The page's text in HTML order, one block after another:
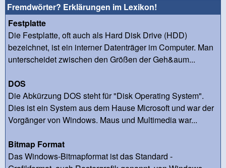
Fremdwörter? Erklärungen im Lexikon!
Festplatte
Die Festplatte, oft auch als Hard Disk Drive (HDD)
bezeichnet, ist ein interner Datenträger im Computer. Man
unterscheidet zwischen den Größen der Geh&aum...
DOS
Die Abkürzung DOS steht für "Disk Operating System".
Dies ist ein System aus dem Hause Microsoft und war der
Vorgänger von Windows. Maus und Multimedia war...
Bitmap Format
Das Windows-Bitmapformat ist das Standard -